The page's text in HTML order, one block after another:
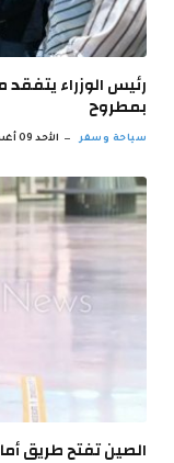
رئيس الوزراء
بمطروح
سياحة وسفر الأحد 09 أغسطس 2:51 م
الصين تفتح طريق